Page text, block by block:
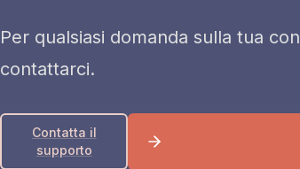
Per qualsiasi domanda sulla tua
contattarci.
Contatta il
supporto